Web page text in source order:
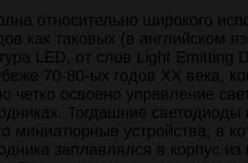
относительно широкого
как таковых (в английском
LED, от слов Light Emitting
70-80-ых годов ХХ века,
четко освоено управление
Тогдашние светодиоды
миниатюрные устройства, в
заплавлялся в корпус из